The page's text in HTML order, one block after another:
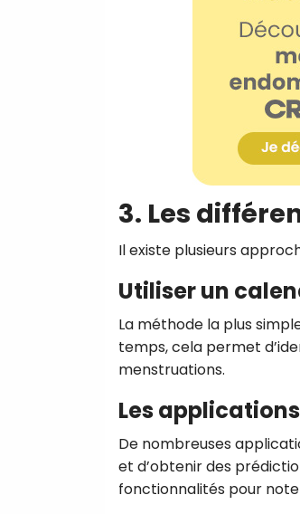
3. Les
Il existe plusieurs
Utiliser un
La méthode la plus
temps, cela permet
menstruations.
Les
De nombreuses
et d’obtenir des
fonctionnalités pour